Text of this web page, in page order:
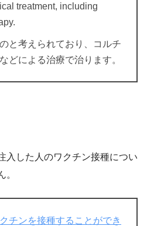
treatment, including
と考えられており、コルチ
どによる治療で治ります。
入した人のワクチン接種につい
。
チンを接種することができ